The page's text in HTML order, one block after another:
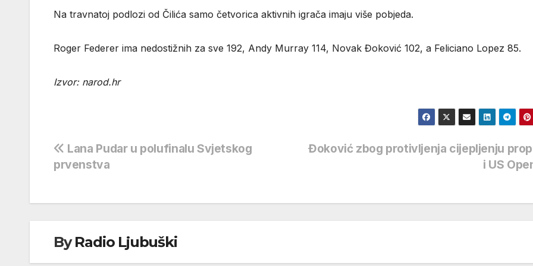
Na travnatoj podlozi od Čilića samo četvorica aktivnih igrača imaju više pobjeda.
Roger Federer ima nedostižnih za sve 192, Andy Murray 114, Novak Đoković 102, a Feliciano Lopez 85.
Izvor: narod.hr
Navigacija
objava
Đoković zbog protivljenja cijepljenju
i US
Lana Pudar u polufinalu Svjetskog
prvenstva
ByRadio Ljubuški